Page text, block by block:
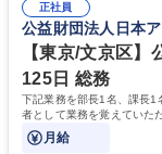
業務をお任せします。
を進めやすく定着率の高い環境です。 募集
出社程度のリモート
【働き方について】現
ライフバランスを重視
談可）。【求める人
社内外と円滑にコミュ
歴・資格 学歴：大学
正社員
公益財団法人日本
【東京/文京区】
125日 総務
下記業務を部長1名、課長1
者として業務を覚えていた
躍いただくことを期待して
月給